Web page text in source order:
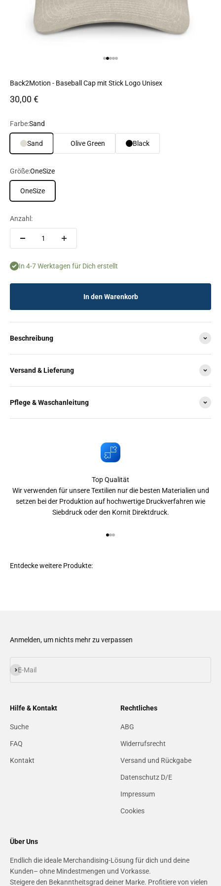
Back2Motion - Baseball Cap mit Stick Logo Unisex
Angebot
30,00 €
Farbe:Sand
Sand Olive Green Black
Größe:OneSize
OneSize
Anzahl:
In 4-7 Werktagen für Dich erstellt
In den Warenkorb
Beschreibung
Versand & Lieferung
Pflege & Waschanleitung
Top Qualität
Wir verwenden für unsere Textilien nur die besten Materialien und
setzen bei der Produktion auf hochwertige Druckverfahren wie
Siebdruck oder den Kornit Direktdruck.
Anmelden, um nichts mehr zu verpassen
E-Mail
Abonnieren
Hilfe & Kontakt
Suche
FAQ
Kontakt
Rechtliches
ABG
Widerrufsrecht
Versand und Rückgabe
Datenschutz D/E
Impressum
Cookies
Über Uns
Endlich die ideale Merchandising-Lösung für dich und deine
Kunden– ohne Mindestmengen und Vorkasse.
Steigere den Bekanntheitsgrad deiner Marke. Profitiere von vielen